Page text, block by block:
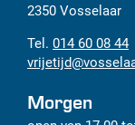
2350 Vosselaar
014 60 08 44
mail
vrijetijd@
Morgen